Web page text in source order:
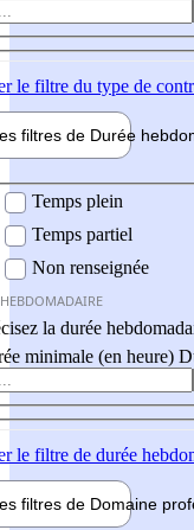
le filtre du type de
filtres de Durée hebdo
Temps plein
Temps partiel
Non renseignée
la durée
minimale (en heure)
le filtre de durée
filtres de Domaine pro